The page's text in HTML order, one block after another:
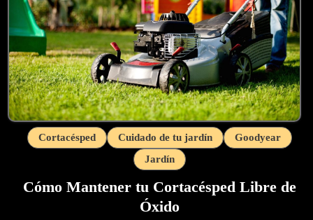
Cortacésped Cuidado de tu jardín
Goodyear
Jardín
Cómo Mantener tu Cortacésped Libre de
Óxido